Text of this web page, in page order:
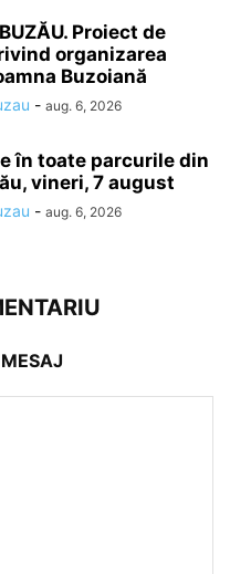
Proiect de
organizarea
Buzoiană
- aug. 6, 2026
în toate parcurile din
vineri, 7 august
- aug. 6, 2026